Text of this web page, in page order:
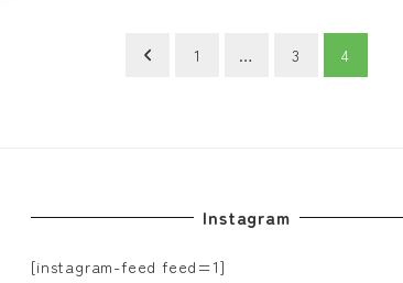
1 … 3 4
Instagram
[instagram-feed feed=1]